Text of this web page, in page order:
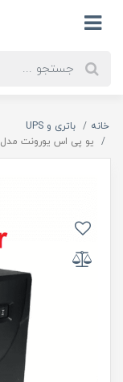
خانه
باتری و UPS
یو پی اس یورونت مدل EURO 2000 ظرفیت 2۰۰۰ ولت آمپر آفلاین